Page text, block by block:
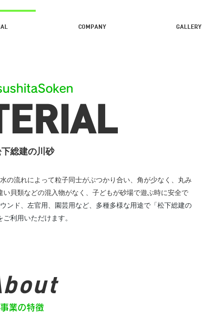
COMPANY GALLERY
総建の川砂
の流れによって粒子同士がぶつかり合い、角が少なく、丸み
貝類などの混入物がなく、子どもが砂場で遊ぶ時に安全で
ンド、左官用、園芸用など、多種多様な用途で「松下総建の
ご利用いただけます。
事業の特徴